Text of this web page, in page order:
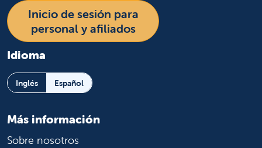
Inicio de sesión para
personal y afiliados
Idioma
Inglés Español
Más información
Sobre nosotros